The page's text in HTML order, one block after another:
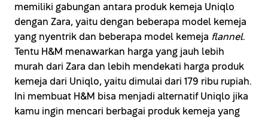
memiliki gabungan antara produk kemeja Uniqlo
dengan Zara, yaitu dengan beberapa model kemeja
yang nyentrik dan beberapa model kemeja flannel.
Tentu H&M menawarkan harga yang jauh lebih
murah dari Zara dan lebih mendekati harga produk
kemeja dari Uniqlo, yaitu dimulai dari 179 ribu rupiah.
Ini membuat H&M bisa menjadi alternatif Uniqlo jika
kamu ingin mencari berbagai produk kemeja yang